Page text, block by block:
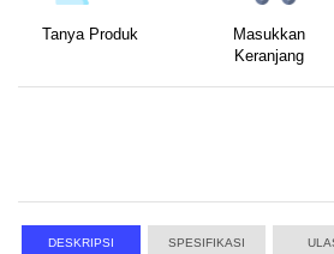
Tanya Produk
Masukkan
Keranjang
DESKRIPSI SPESIFIKASI